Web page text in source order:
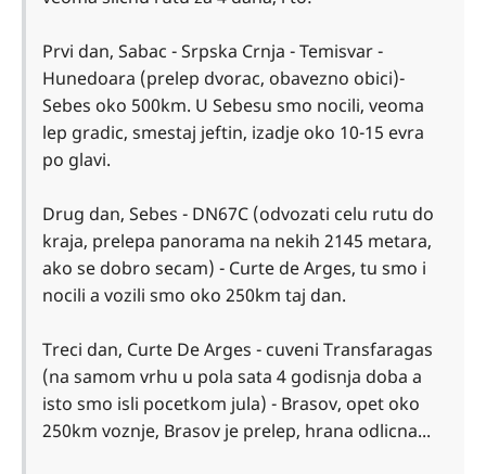
Prvi dan, Sabac - Srpska Crnja - Temisvar -
Hunedoara (prelep dvorac, obavezno obici)-
Sebes oko 500km. U Sebesu smo nocili, veoma
lep gradic, smestaj jeftin, izadje oko 10-15 evra
po glavi.
Drug dan, Sebes - DN67C (odvozati celu rutu do
kraja, prelepa panorama na nekih 2145 metara,
ako se dobro secam) - Curte de Arges, tu smo i
nocili a vozili smo oko 250km taj dan.
Treci dan, Curte De Arges - cuveni Transfaragas
(na samom vrhu u pola sata 4 godisnja doba a
isto smo isli pocetkom jula) - Brasov, opet oko
250km voznje, Brasov je prelep, hrana odlicna...